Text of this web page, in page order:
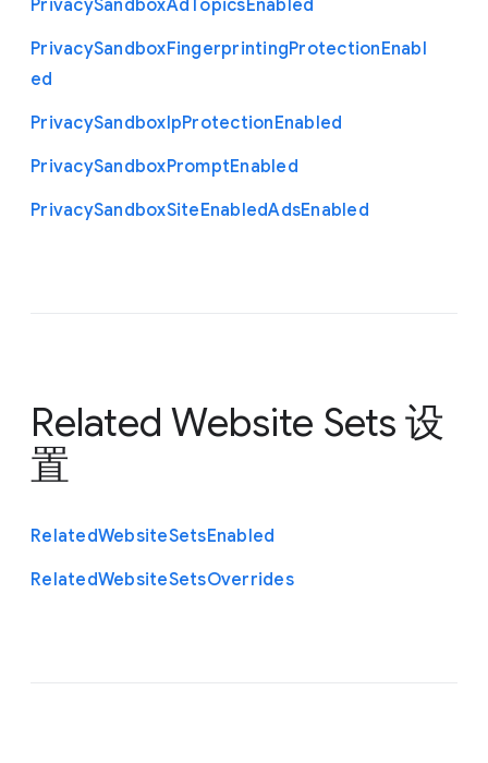
PrivacySandboxAdTopicsEnabled
PrivacySandboxFingerprintingProtectionEnabl
ed
PrivacySandboxIpProtectionEnabled
PrivacySandboxPromptEnabled
PrivacySandboxSiteEnabledAdsEnabled
Related Website Sets 设
置
RelatedWebsiteSetsEnabled
RelatedWebsiteSetsOverrides